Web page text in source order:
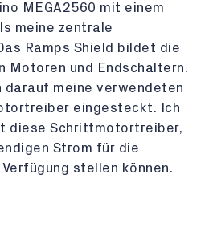
MEGA2560 mit einem
meine zentrale
Ramps Shield bildet die
Motoren und Endschaltern.
darauf meine verwendeten
eingesteckt. Ich
diese Schrittmotortreiber,
Strom für die
stellen können.